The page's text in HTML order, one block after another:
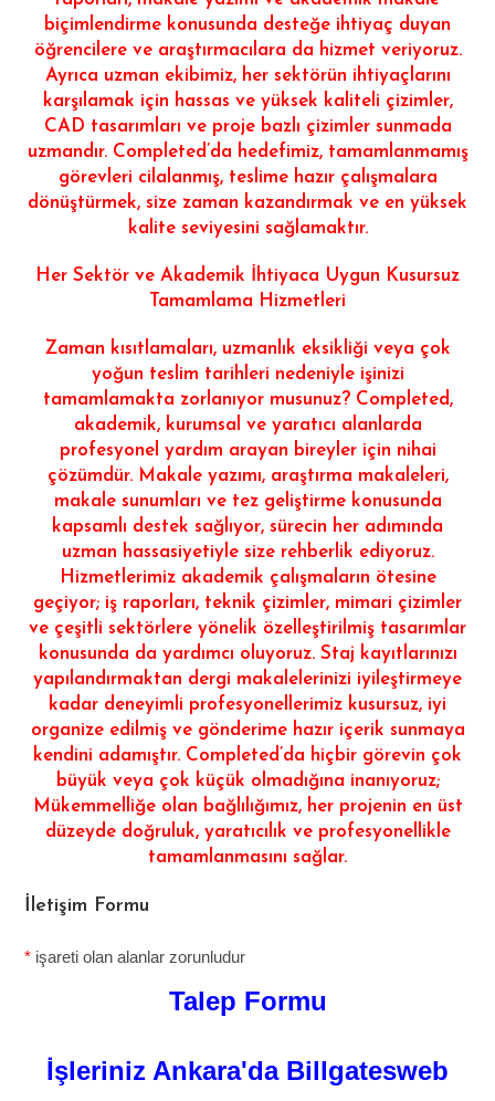
biçimlendirme konusunda desteğe ihtiyaç duyan
öğrencilere ve araştırmacılara da hizmet veriyoruz.
Ayrıca uzman ekibimiz, her sektörün ihtiyaçlarını
karşılamak için hassas ve yüksek kaliteli çizimler,
CAD tasarımları ve proje bazlı çizimler sunmada
uzmandır. Completed’da hedefimiz, tamamlanmamış
görevleri cilalanmış, teslime hazır çalışmalara
dönüştürmek, size zaman kazandırmak ve en yüksek
kalite seviyesini sağlamaktır.
Her Sektör ve Akademik İhtiyaca Uygun Kusursuz
Tamamlama Hizmetleri
Zaman kısıtlamaları, uzmanlık eksikliği veya çok
yoğun teslim tarihleri ​​nedeniyle işinizi
tamamlamakta zorlanıyor musunuz? Completed,
akademik, kurumsal ve yaratıcı alanlarda
profesyonel yardım arayan bireyler için nihai
çözümdür. Makale yazımı, araştırma makaleleri,
makale sunumları ve tez geliştirme konusunda
kapsamlı destek sağlıyor, sürecin her adımında
uzman hassasiyetiyle size rehberlik ediyoruz.
Hizmetlerimiz akademik çalışmaların ötesine
geçiyor; iş raporları, teknik çizimler, mimari çizimler
ve çeşitli sektörlere yönelik özelleştirilmiş tasarımlar
konusunda da yardımcı oluyoruz. Staj kayıtlarınızı
yapılandırmaktan dergi makalelerinizi iyileştirmeye
kadar deneyimli profesyonellerimiz kusursuz, iyi
organize edilmiş ve gönderime hazır içerik sunmaya
kendini adamıştır. Completed’da hiçbir görevin çok
büyük veya çok küçük olmadığına inanıyoruz;
Mükemmelliğe olan bağlılığımız, her projenin en üst
düzeyde doğruluk, yaratıcılık ve profesyonellikle
tamamlanmasını sağlar.
İletişim Formu
* işareti olan alanlar zorunludur
Talep Formu
İşleriniz Ankara'da Billgatesweb